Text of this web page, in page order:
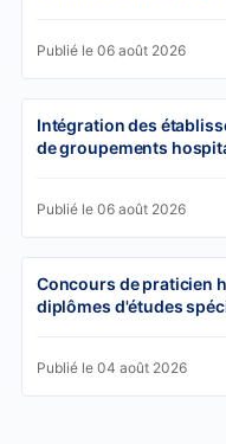
Publié le 06 août 2026
Intégration des
de groupements
Publié le 06 août 2026
Concours de praticien
diplômes d'études
Publié le 04 août 2026